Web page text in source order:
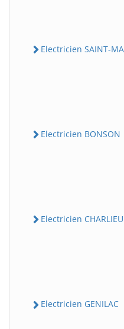
Electricien SAINT-
Electricien BONSON
Electricien CHARLIEU
Electricien GENILAC